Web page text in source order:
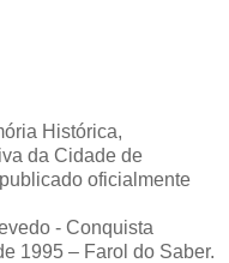
Histórica,
da Cidade de
oficialmente
- Conquista
1995 – Farol do Saber.